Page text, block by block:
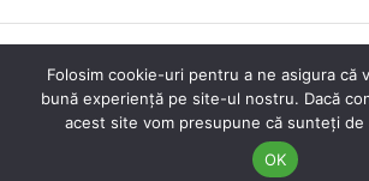
© Copyright 2026 Axabio Medical. All
Folosim cookie-uri pentru a ne asigura că
bună experiență pe site-ul nostru. Dacă
acest site vom presupune că sunteți de
OK